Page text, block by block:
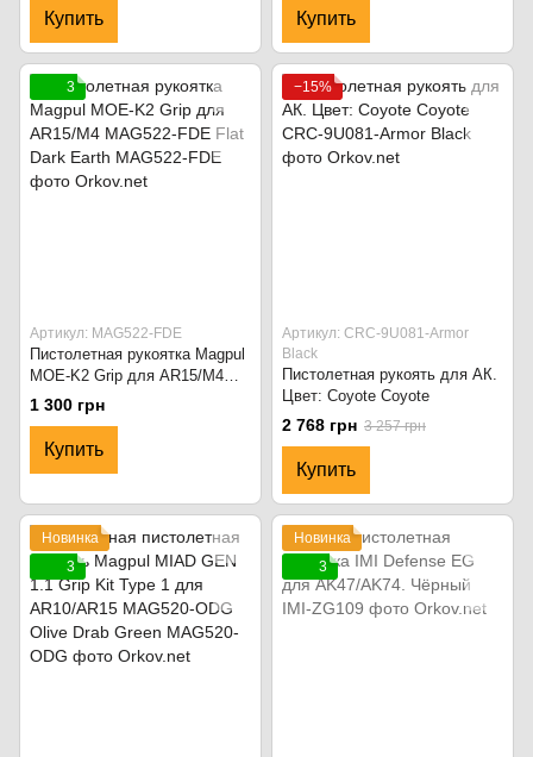
Купить Купить
3
Артикул: MAG522-FDE
Пистолетная рукоятка Magpul
MOE-K2 Grip для AR15/M4
MAG522-FDE Flat Dark Earth
1 300 грн
Купить
−15%
Артикул: CRC-9U081-Armor
Black
Пистолетная рукоять для АК.
Цвет: Coyote Coyote
2 768 грн 3 257 грн
Купить
Новинка
3
Новинка
3